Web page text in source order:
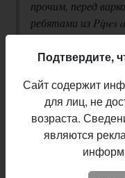
прочим, перед
ребятами из Pipes
разрешение на
Естественно эти
пишите
забывайте об
Описание
Подтвердите,
Сайт содержит
для лиц, не
возраста.
являются